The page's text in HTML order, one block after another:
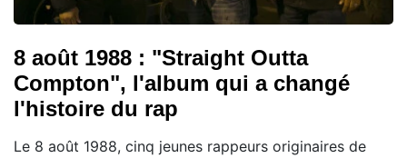
8 août 1988 : "Straight Outta
Compton", l'album qui a changé
l'histoire du rap
Le 8 août 1988, cinq jeunes rappeurs originaires de